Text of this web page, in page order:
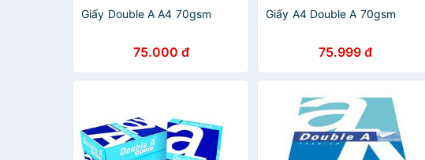
Giấy Double A A4 70gsm
75.000 đ
Giấy A4 Double A 70gsm
75.999 đ